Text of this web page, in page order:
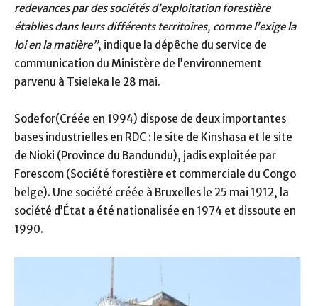
redevances par des sociétés d’exploitation forestière
établies dans leurs différents territoires, comme l’exige la
loi en la matière”, indique la dépêche du service de
communication du Ministère de l’environnement
parvenu à Tsieleka le 28 mai.
Sodefor(Créée en 1994) dispose de deux importantes
bases industrielles en RDC : le site de Kinshasa et le site
de Nioki (Province du Bandundu), jadis exploitée par
Forescom (Société forestière et commerciale du Congo
belge). Une société créée à Bruxelles le 25 mai 1912, la
société d’État a été nationalisée en 1974 et dissoute en
1990.